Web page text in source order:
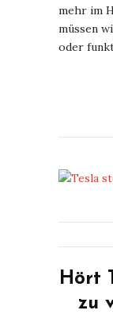
mehr im
müssen
oder
Hört
zu